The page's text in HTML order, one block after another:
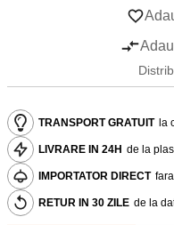
TRANSPORT GRATUIT la
LIVRARE IN 24H de la
IMPORTATOR DIRECT
RETUR IN 30 ZILE de la